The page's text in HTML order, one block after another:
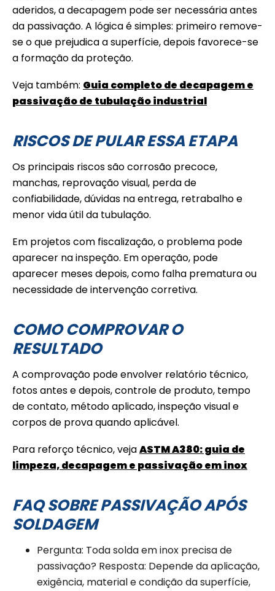
aderidos, a decapagem pode ser necessária antes
da passivação. A lógica é simples: primeiro remove-
se o que prejudica a superfície, depois favorece-se
a formação da proteção.
Veja também: Guia completo de decapagem e
passivação de tubulação industrial
RISCOS DE PULAR ESSA ETAPA
Os principais riscos são corrosão precoce,
manchas, reprovação visual, perda de
confiabilidade, dúvidas na entrega, retrabalho e
menor vida útil da tubulação.
Em projetos com fiscalização, o problema pode
aparecer na inspeção. Em operação, pode
aparecer meses depois, como falha prematura ou
necessidade de intervenção corretiva.
COMO COMPROVAR O
RESULTADO
A comprovação pode envolver relatório técnico,
fotos antes e depois, controle de produto, tempo
de contato, método aplicado, inspeção visual e
corpos de prova quando aplicável.
Para reforço técnico, vejaASTM A380: guia de
limpeza, decapagem e passivação em inox
FAQ SOBRE PASSIVAÇÃO APÓS
SOLDAGEM
Pergunta: Toda solda em inox precisa de
passivação? Resposta: Depende da aplicação,
exigência, material e condição da superfície,